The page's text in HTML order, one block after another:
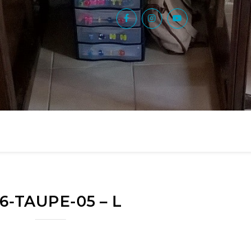
TAUPE-05 – L